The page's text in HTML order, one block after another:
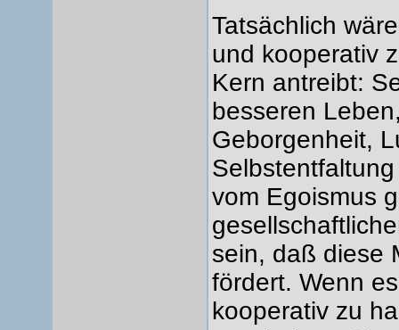
Tatsächlich
und kooperativ
Kern antreibt:
besseren
Geborgenheit,
vom Egoismus
sein, daß diese
fördert. Wenn
kooperativ zu